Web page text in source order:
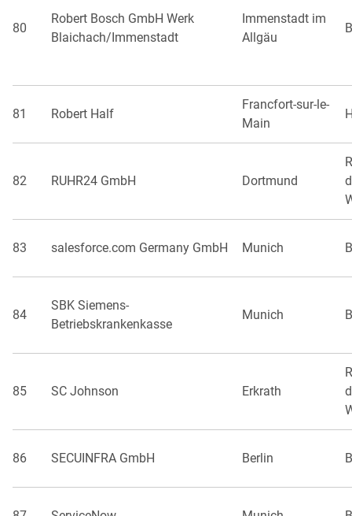
80
Robert Bosch GmbH Werk
Blaichach/Immenstadt
Immenstadt im
Allgäu
81 Robert Half
Francfort-sur-le-
Main
82 RUHR24 GmbH Dortmund
83 salesforce.com Germany GmbH Munich
84
SBK Siemens-
Betriebskrankenkasse
Munich
85 SC Johnson Erkrath
86 SECUINFRA GmbH Berlin